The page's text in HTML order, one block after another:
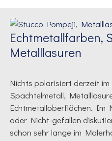
Echtmetallfarben,
Metalllasuren
Nichts polarisiert derzeit
Spachtelmetall,
Echtmetalloberflächen. Im
oder Nicht-gefallen
schon sehr lange im